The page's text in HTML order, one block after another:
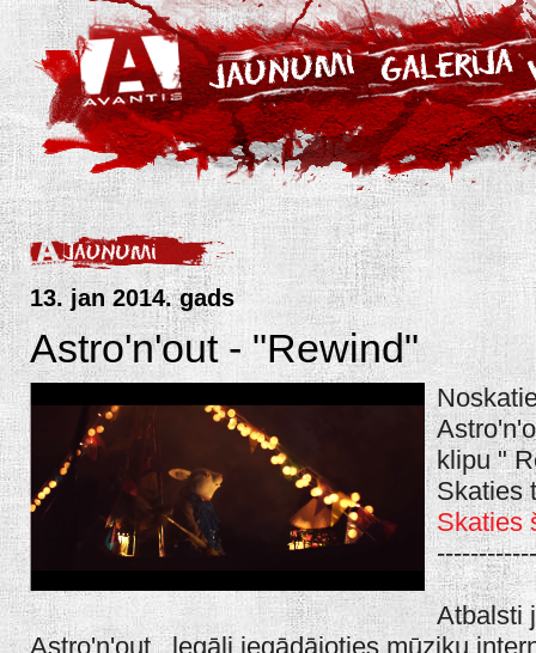
13. jan 2014. gads
Astro'n'out - "Rewind"
klipu "
Skaties
Skaties
Atbalsti
Astro'n'out , legāli iegādājoties mūziku